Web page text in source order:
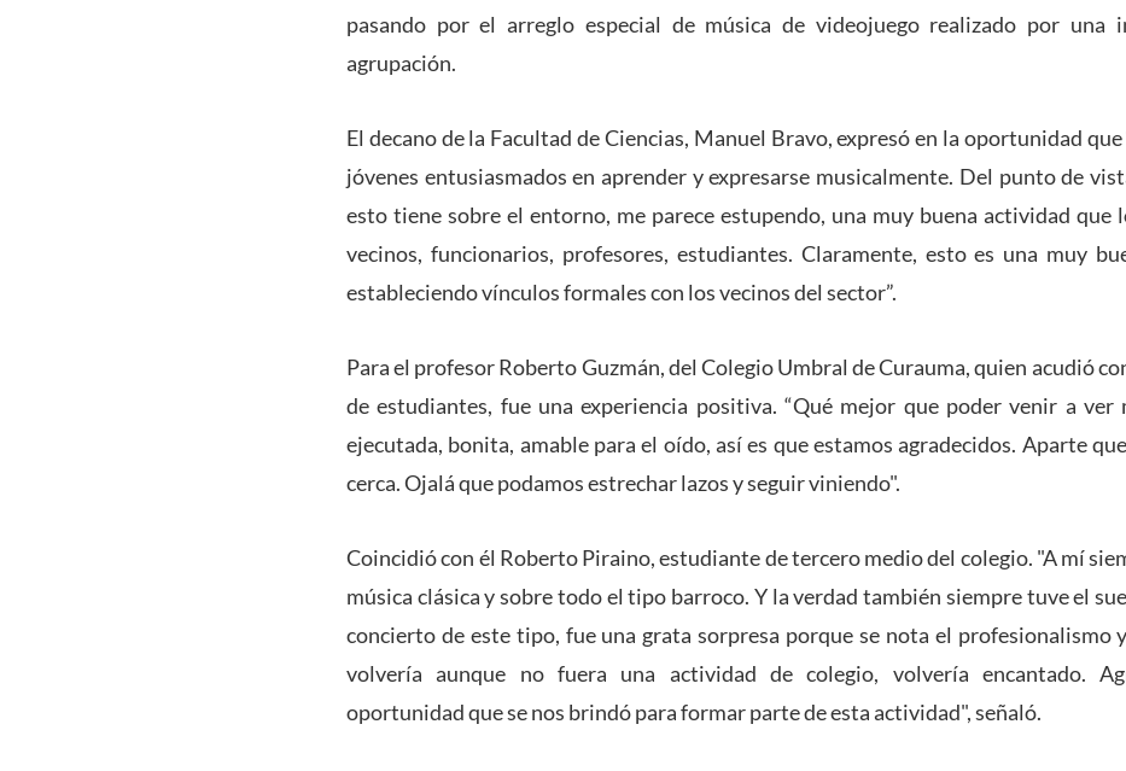
pasando por el arreglo especial de música de videojuego realizado por una
agrupación.
El decano de la Facultad de Ciencias, Manuel Bravo, expresó en la oportunidad que
jóvenes entusiasmados en aprender y expresarse musicalmente. Del punto de
esto tiene sobre el entorno, me parece estupendo, una muy buena actividad que
vecinos, funcionarios, profesores, estudiantes. Claramente, esto es una muy
estableciendo vínculos formales con los vecinos del sector”.
Para el profesor Roberto Guzmán, del Colegio Umbral de Curauma, quien acudió
de estudiantes, fue una experiencia positiva. “Qué mejor que poder venir a ver
ejecutada, bonita, amable para el oído, así es que estamos agradecidos. Aparte
cerca. Ojalá que podamos estrechar lazos y seguir viniendo".
Coincidió con él Roberto Piraino, estudiante de tercero medio del colegio. "A mí
música clásica y sobre todo el tipo barroco. Y la verdad también siempre tuve el
concierto de este tipo, fue una grata sorpresa porque se nota el profesionalismo
volvería aunque no fuera una actividad de colegio, volvería encantado.
oportunidad que se nos brindó para formar parte de esta actividad", señaló.